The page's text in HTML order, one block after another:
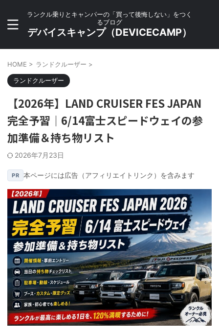
ランクル乗りとキャンパーの「買って後悔しない」をつく
るブログ
デバイスキャンプ（DEVICECAMP）
HOME > ランドクルーザー >
ランドクルーザー
【2026年】LAND CRUISER FES JAPAN
完全予習｜6/14富士スピードウェイの参
加準備＆持ち物リスト
2026年7月23日
PR 本ページには広告（アフィリエイトリンク）を含みます